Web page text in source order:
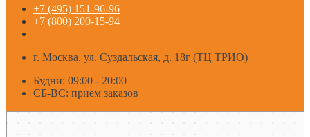
+7 (495) 151-96-96
+7 (800) 200-15-94
г. Москва. ул. Суздальская, д. 18г (ТЦ ТРИО)
Будни: 09:00 - 20:00
СБ-ВС: прием заказов